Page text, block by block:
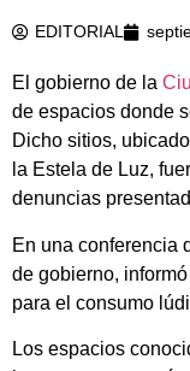
EDITORIAL
El gobierno de la
de espacios donde
Dicho sitios,
la Estela de Luz,
denuncias
En una conferencia
de gobierno,
para el consumo
Los espacios